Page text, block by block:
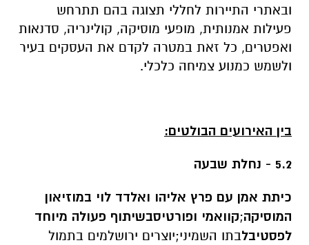
ובאתרי התיירות לחללי תצוגה בהם תתרחש
פעילות אמנותית, מופעי מוסיקה, קולינריה, סדנאות
ואפטרים, כל זאת במטרה לקדם את העסקים בעיר
ולשמש כמנוע צמיחה כלכלי.
בין האירועים הבולטים:
5.2 - נחלת שבעה
כיתת אמן עם פרץ אליהו ואלדד לוי במוזיאון
המוסיקה;קוואמי ופורטיסבשיתוף פעולה מיוחד
לפסטיבלבתו השמיני;יוצרים ירושלמים בתמול